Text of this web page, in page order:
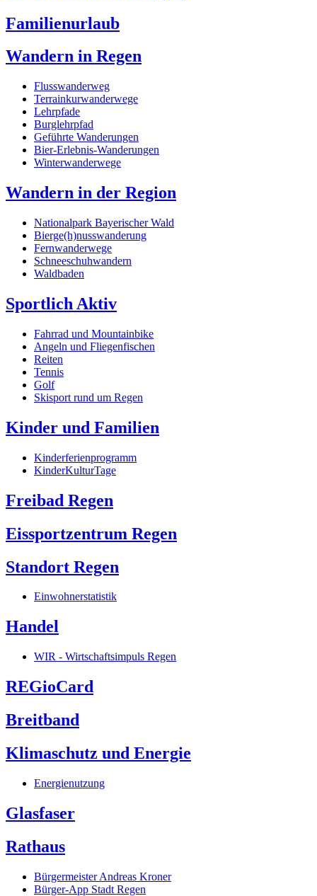
Familienurlaub
Wandern in Regen
Flusswanderweg
Terrainkurwanderwege
Lehrpfade
Burglehrpfad
Geführte Wanderungen
Bier-Erlebnis-Wanderungen
Winterwanderwege
Wandern in der Region
Nationalpark Bayerischer Wald
Bierge(h)nusswanderung
Fernwanderwege
Schneeschuhwandern
Waldbaden
Sportlich Aktiv
Fahrrad und Mountainbike
Angeln und Fliegenfischen
Reiten
Tennis
Golf
Skisport rund um Regen
Kinder und Familien
Kinderferienprogramm
KinderKulturTage
Freibad Regen
Eissportzentrum Regen
Standort Regen
Einwohnerstatistik
Handel
WIR - Wirtschaftsimpuls Regen
REGioCard
Breitband
Klimaschutz und Energie
Energienutzung
Glasfaser
Rathaus
Bürgermeister Andreas Kroner
Bürger-App Stadt Regen